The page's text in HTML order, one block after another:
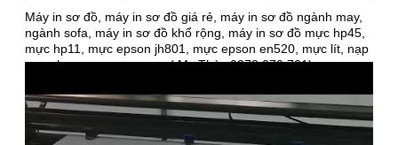
Máy in sơ đồ, máy in sơ đồ giá rẻ, máy in sơ đồ ngành may,
ngành sofa, máy in sơ đồ khổ rộng, máy in sơ đồ mực hp45,
mực hp11, mực epson jh801, mực epson en520, mực lít, nạp
mực, bơm mực, sạc mực ( Ms Thùy 0378 070 701)